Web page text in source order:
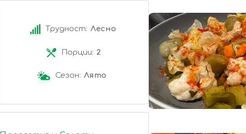
Трудност: Лесно
Порции: 2
Сезон: Лято